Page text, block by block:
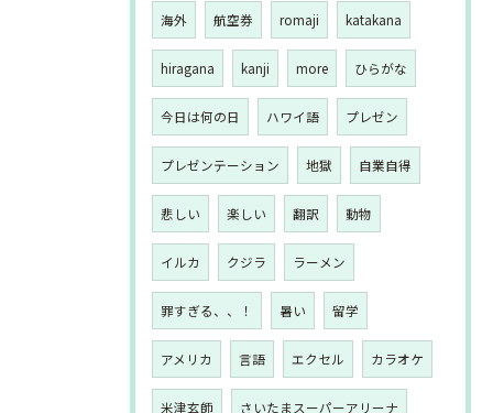
海外 航空券 romaji katakana
hiragana kanji more ひらがな
今日は何の日 ハワイ語 プレゼン
プレゼンテーション 地獄 自業自得
悲しい 楽しい 翻訳 動物
イルカ クジラ ラーメン
罪すぎる、、！ 暑い 留学
アメリカ 言語 エクセル カラオケ
米津玄師 さいたまスーパーアリーナ